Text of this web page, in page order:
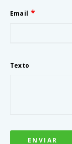
Email
Texto
ENVIAR